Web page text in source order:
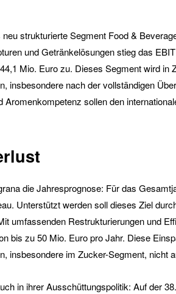
strukturierte Segment Food &
und Getränkelösungen stieg das
Mio. Euro zu. Dieses Segment wird in
insbesondere nach der vollständigen
sollen den
die Jahresprognose: Für das
Unterstützt werden soll dieses Ziel
umfassenden Restrukturierungen und
bis zu 50 Mio. Euro pro Jahr. Diese
insbesondere im Zucker-Segment, nicht
in ihrer Ausschüttungspolitik: Auf der